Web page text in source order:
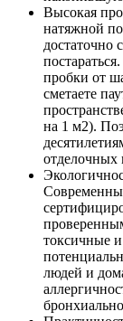
Высокая
натяжной
достаточно
пробки от
сметаете
на 1 м2).
отделочных
токсичные
людей и